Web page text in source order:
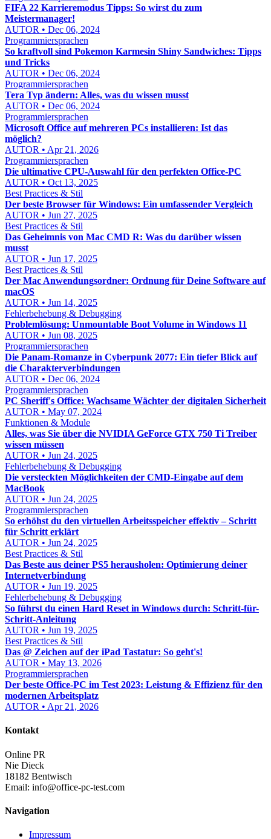
FIFA 22 Karrieremodus Tipps: So wirst du zum
Meistermanager!
AUTOR • Dec 06, 2024
Programmiersprachen
So kraftvoll sind Pokemon Karmesin Shiny Sandwiches: Tipps
und Tricks
AUTOR • Dec 06, 2024
Programmiersprachen
Tera Typ ändern: Alles, was du wissen musst
AUTOR • Dec 06, 2024
Programmiersprachen
Microsoft Office auf mehreren PCs installieren: Ist das
möglich?
AUTOR • Apr 21, 2026
Programmiersprachen
Die ultimative CPU-Auswahl für den perfekten Office-PC
AUTOR • Oct 13, 2025
Best Practices & Stil
Der beste Browser für Windows: Ein umfassender Vergleich
AUTOR • Jun 27, 2025
Best Practices & Stil
Das Geheimnis von Mac CMD R: Was du darüber wissen
musst
AUTOR • Jun 17, 2025
Best Practices & Stil
Der Mac Anwendungsordner: Ordnung für Deine Software auf
macOS
AUTOR • Jun 14, 2025
Fehlerbehebung & Debugging
Problemlösung: Unmountable Boot Volume in Windows 11
AUTOR • Jun 08, 2025
Programmiersprachen
Die Panam-Romanze in Cyberpunk 2077: Ein tiefer Blick auf
die Charakterverbindungen
AUTOR • Dec 06, 2024
Programmiersprachen
PC Sheriff's Office: Wachsame Wächter der digitalen Sicherheit
AUTOR • May 07, 2024
Funktionen & Module
Alles, was Sie über die NVIDIA GeForce GTX 750 Ti Treiber
wissen müssen
AUTOR • Jun 24, 2025
Fehlerbehebung & Debugging
Die versteckten Möglichkeiten der CMD-Eingabe auf dem
MacBook
AUTOR • Jun 24, 2025
Programmiersprachen
So erhöhst du den virtuellen Arbeitsspeicher effektiv – Schritt
für Schritt erklärt
AUTOR • Jun 24, 2025
Best Practices & Stil
Das Beste aus deiner PS5 herausholen: Optimierung deiner
Internetverbindung
AUTOR • Jun 19, 2025
Fehlerbehebung & Debugging
So führst du einen Hard Reset in Windows durch: Schritt-für-
Schritt-Anleitung
AUTOR • Jun 19, 2025
Best Practices & Stil
Das @ Zeichen auf der iPad Tastatur: So geht's!
AUTOR • May 13, 2026
Programmiersprachen
Der beste Office-PC im Test 2023: Leistung & Effizienz für den
modernen Arbeitsplatz
AUTOR • Apr 21, 2026
Kontakt
Online PR
Nie Dieck
18182 Bentwisch
Email: info@office-pc-test.com
Navigation
Impressum